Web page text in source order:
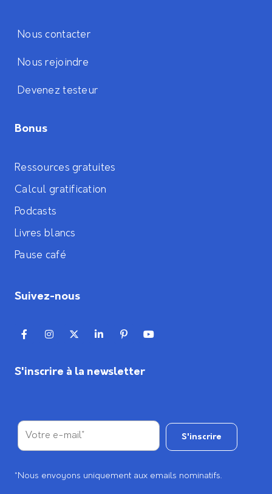
Nous contacter
Nous rejoindre
Devenez testeur
Bonus
Ressources gratuites
Calcul gratification
Podcasts
Livres blancs
Pause café
Suivez-nous
S'inscrire à la newsletter
*Nous envoyons uniquement aux emails nominatifs.